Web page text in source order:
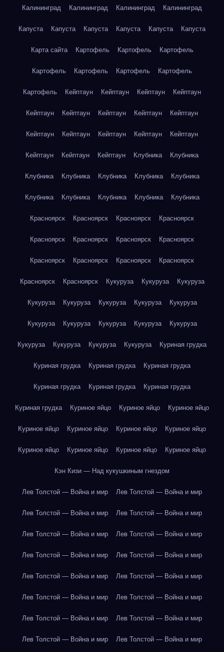
Калининград Калининград Калининград Калининград
Капуста Капуста Капуста Капуста Капуста Капуста
Карта сайта Картофель Картофель Картофель
Картофель Картофель Картофель Картофель
Картофель Кейптаун Кейптаун Кейптаун Кейптаун
Кейптаун Кейптаун Кейптаун Кейптаун Кейптаун
Кейптаун Кейптаун Кейптаун Кейптаун Кейптаун
Кейптаун Кейптаун Кейптаун Клубника Клубника
Клубника Клубника Клубника Клубника Клубника
Клубника Клубника Клубника Клубника Клубника
Красноярск Красноярск Красноярск Красноярск
Красноярск Красноярск Красноярск Красноярск
Красноярск Красноярск Красноярск Красноярск
Красноярск Красноярск Кукуруза Кукуруза Кукуруза
Кукуруза Кукуруза Кукуруза Кукуруза Кукуруза
Кукуруза Кукуруза Кукуруза Кукуруза Кукуруза
Кукуруза Кукуруза Кукуруза Кукуруза Куриная грудка
Куриная грудка Куриная грудка Куриная грудка
Куриная грудка Куриная грудка Куриная грудка
Куриная грудка Куриное яйцо Куриное яйцо Куриное яйцо
Куриное яйцо Куриное яйцо Куриное яйцо Куриное яйцо
Куриное яйцо Куриное яйцо Куриное яйцо Куриное яйцо
Кэн Кизи — Над кукушкиным гнездом
Лев Толстой — Война и мир Лев Толстой — Война и мир
Лев Толстой — Война и мир Лев Толстой — Война и мир
Лев Толстой — Война и мир Лев Толстой — Война и мир
Лев Толстой — Война и мир Лев Толстой — Война и мир
Лев Толстой — Война и мир Лев Толстой — Война и мир
Лев Толстой — Война и мир Лев Толстой — Война и мир
Лев Толстой — Война и мир Лев Толстой — Война и мир
Лев Толстой — Война и мир Лев Толстой — Война и мир